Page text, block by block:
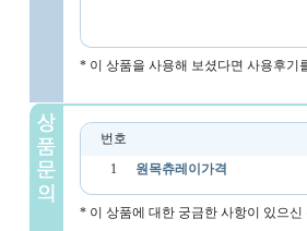
* 이 상품을 사용해 보셨다면 사용후기
번호
1
원목츄레이가격
* 이 상품에 대한 궁금한 사항이 있으